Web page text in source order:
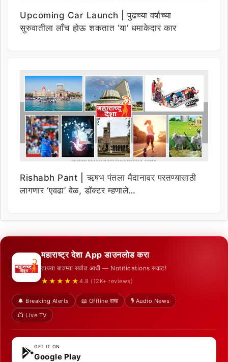
Upcoming Car Launch | पुढच्या वर्षाच्या
सुरुवातीला लाँच होऊ शकतात ‘या’ धमाकेदार कार
Rishabh Pant | ऋषभ पंतला मैदानावर परतण्यासाठी
लागणार ‘एवढा’ वेळ, डॉक्टर म्हणाले…
महाराष्ट्र देशा App डाउनलोड करा
ताज्या बातम्या सर्वात आधी — Notifications सकट!
★★★★★ 4.8 (12K+ reviews)
🔔 Breaking Alerts 📖 Offline वाचा
🎙️ Audio News
📺 Live TV
GET IT ON
Google Play